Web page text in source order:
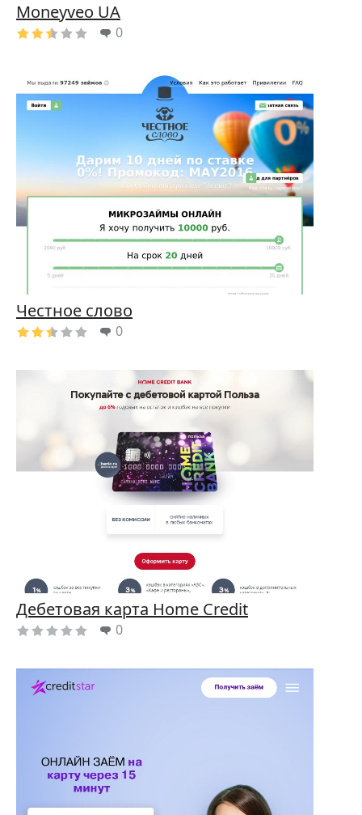
Moneyveo UA
0
Честное слово
0
Дебетовая карта Home Credit
0